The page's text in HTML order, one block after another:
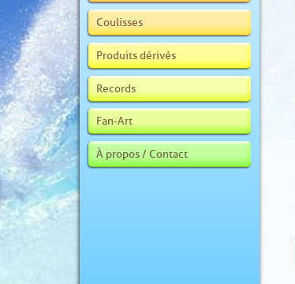
Coulisses
Produits dérivés
Records
Fan-Art
À propos / Contact